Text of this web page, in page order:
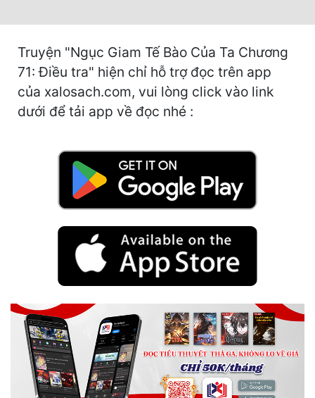
Gia Đấu
Góc Nhìn Nam
Góc Nhìn Nữ
Huyền Huyễn
Khoa Huyễn Không Gian
Kinh Dị
Kiếm Hiệp
Kỳ Huyễn
Truyện "Ngục Giam Tế Bào Của Ta Chương
71: Điều tra" hiện chỉ hỗ trợ đọc trên app
của xalosach.com, vui lòng click vào link
dưới để tải app về đọc nhé :